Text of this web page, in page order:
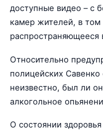
доступные видео – с
камер жителей, в том
распространяющееся
Относительно
полицейских Савенко
неизвестно, был ли
алкогольное
О состоянии